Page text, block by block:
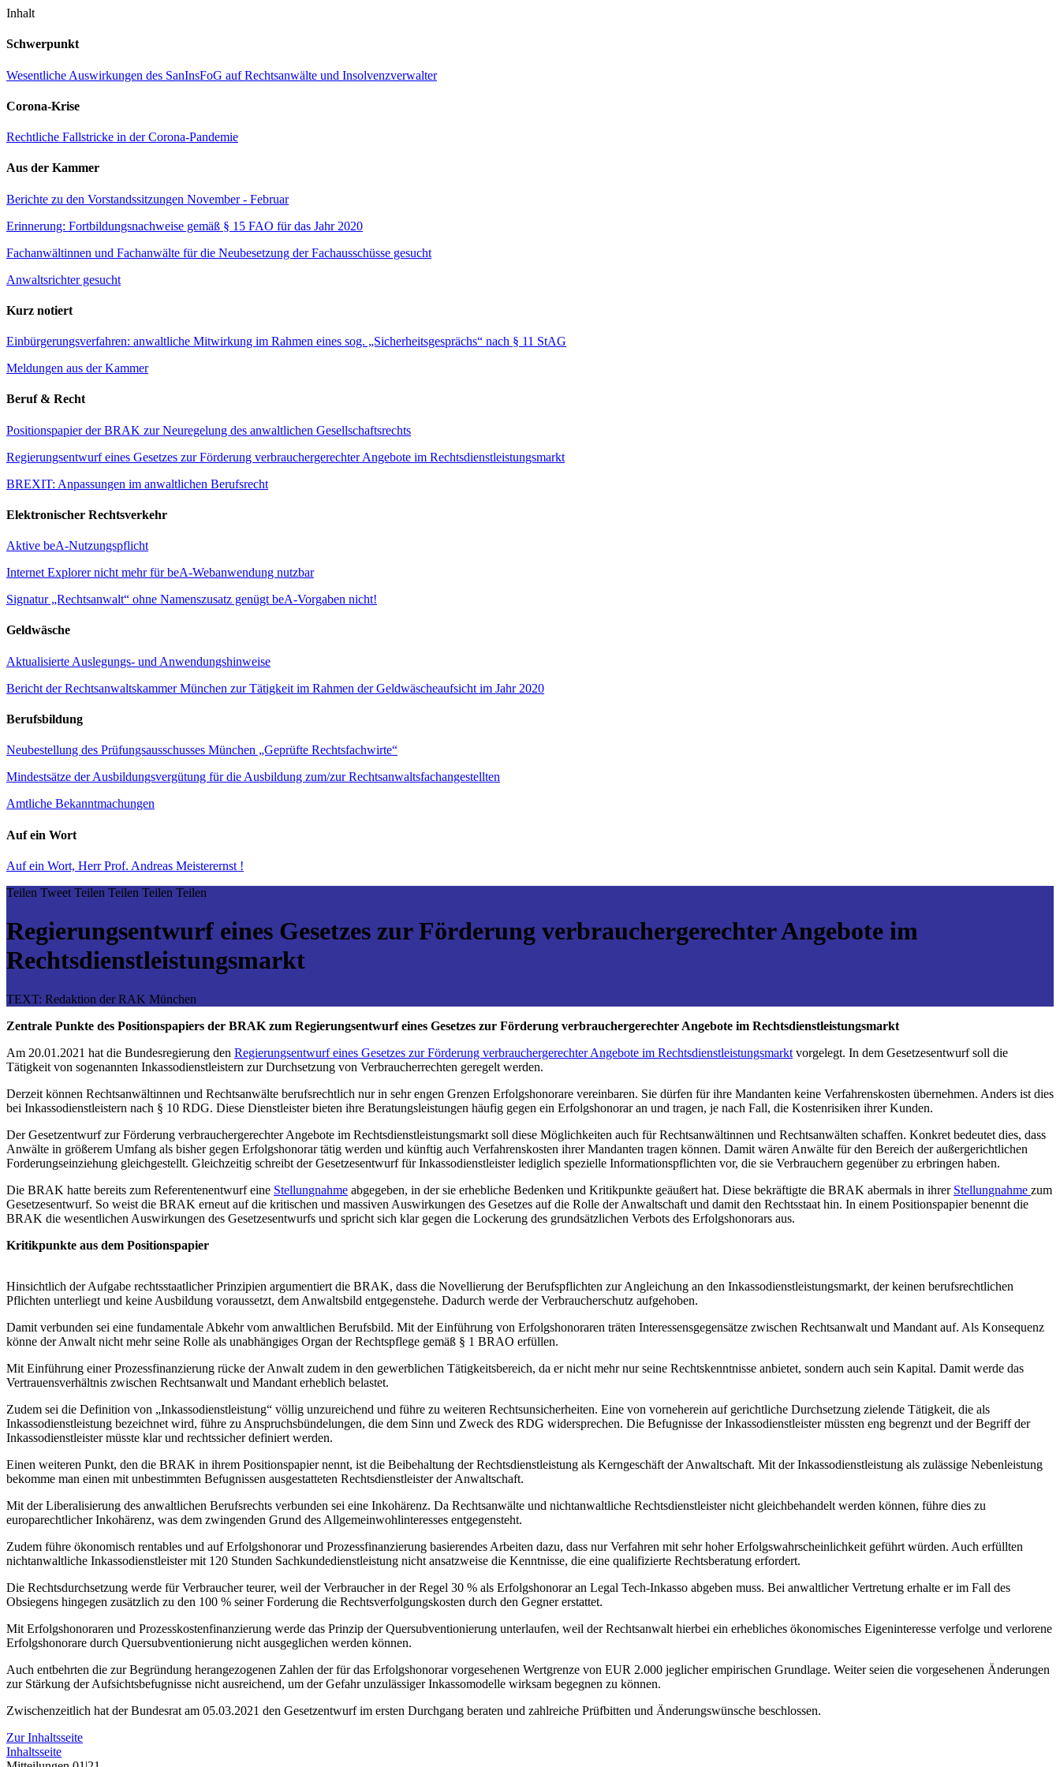
Inhalt
Schwerpunkt
Wesentliche Auswirkungen des SanInsFoG auf Rechtsanwälte und Insolvenzverwalter
Corona-Krise
Rechtliche Fallstricke in der Corona-Pandemie
Aus der Kammer
Berichte zu den Vorstandssitzungen November - Februar
Erinnerung: Fortbildungsnachweise gemäß § 15 FAO für das Jahr 2020
Fachanwältinnen und Fachanwälte für die Neubesetzung der Fachausschüsse gesucht
Anwaltsrichter gesucht
Kurz notiert
Einbürgerungsverfahren: anwaltliche Mitwirkung im Rahmen eines sog. „Sicherheitsgesprächs“ nach § 11 StAG
Meldungen aus der Kammer
Beruf & Recht
Positionspapier der BRAK zur Neuregelung des anwaltlichen Gesellschaftsrechts
Regierungsentwurf eines Gesetzes zur Förderung verbrauchergerechter Angebote im Rechtsdienstleistungsmarkt
BREXIT: Anpassungen im anwaltlichen Berufsrecht
Elektronischer Rechtsverkehr
Aktive beA-Nutzungspflicht
Internet Explorer nicht mehr für beA-Webanwendung nutzbar
Signatur „Rechtsanwalt“ ohne Namenszusatz genügt beA-Vorgaben nicht!
Geldwäsche
Aktualisierte Auslegungs- und Anwendungshinweise
Bericht der Rechtsanwaltskammer München zur Tätigkeit im Rahmen der Geldwäscheaufsicht im Jahr 2020
Berufsbildung
Neubestellung des Prüfungsausschusses München „Geprüfte Rechtsfachwirte“
Mindestsätze der Ausbildungsvergütung für die Ausbildung zum/zur Rechtsanwaltsfachangestellten
Amtliche Bekanntmachungen
Auf ein Wort
Auf ein Wort, Herr Prof. Andreas Meisterernst !
Teilen Tweet Teilen Teilen Teilen Teilen
Regierungsentwurf eines Gesetzes zur Förderung verbrauchergerechter Angebote im
Rechtsdienstleistungsmarkt
TEXT: Redaktion der RAK München
Zentrale Punkte des Positionspapiers der BRAK zum Regierungsentwurf eines Gesetzes zur Förderung verbrauchergerechter Angebote im Rechtsdienstleistungsmarkt
Am 20.01.2021 hat die Bundesregierung den Regierungsentwurf eines Gesetzes zur Förderung verbrauchergerechter Angebote im Rechtsdienstleistungsmarkt vorgelegt. In dem Gesetzesentwurf soll die
Tätigkeit von sogenannten Inkassodienstleistern zur Durchsetzung von Verbraucherrechten geregelt werden.
Derzeit können Rechtsanwältinnen und Rechtsanwälte berufsrechtlich nur in sehr engen Grenzen Erfolgshonorare vereinbaren. Sie dürfen für ihre Mandanten keine Verfahrenskosten übernehmen. Anders ist dies
bei Inkassodienstleistern nach § 10 RDG. Diese Dienstleister bieten ihre Beratungsleistungen häufig gegen ein Erfolgshonorar an und tragen, je nach Fall, die Kostenrisiken ihrer Kunden.
Der Gesetzentwurf zur Förderung verbrauchergerechter Angebote im Rechtsdienstleistungsmarkt soll diese Möglichkeiten auch für Rechtsanwältinnen und Rechtsanwälten schaffen. Konkret bedeutet dies, dass
Anwälte in größerem Umfang als bisher gegen Erfolgshonorar tätig werden und künftig auch Verfahrenskosten ihrer Mandanten tragen können. Damit wären Anwälte für den Bereich der außergerichtlichen
Forderungseinziehung gleichgestellt. Gleichzeitig schreibt der Gesetzesentwurf für Inkassodienstleister lediglich spezielle Informationspflichten vor, die sie Verbrauchern gegenüber zu erbringen haben.
Die BRAK hatte bereits zum Referentenentwurf eine Stellungnahme abgegeben, in der sie erhebliche Bedenken und Kritikpunkte geäußert hat. Diese bekräftigte die BRAK abermals in ihrer Stellungnahme zum
Gesetzesentwurf. So weist die BRAK erneut auf die kritischen und massiven Auswirkungen des Gesetzes auf die Rolle der Anwaltschaft und damit den Rechtsstaat hin. In einem Positionspapier benennt die
BRAK die wesentlichen Auswirkungen des Gesetzesentwurfs und spricht sich klar gegen die Lockerung des grundsätzlichen Verbots des Erfolgshonorars aus.
Kritikpunkte aus dem Positionspapier
Hinsichtlich der Aufgabe rechtsstaatlicher Prinzipien argumentiert die BRAK, dass die Novellierung der Berufspflichten zur Angleichung an den Inkassodienstleistungsmarkt, der keinen berufsrechtlichen
Pflichten unterliegt und keine Ausbildung voraussetzt, dem Anwaltsbild entgegenstehe. Dadurch werde der Verbraucherschutz aufgehoben.
Damit verbunden sei eine fundamentale Abkehr vom anwaltlichen Berufsbild. Mit der Einführung von Erfolgshonoraren träten Interessensgegensätze zwischen Rechtsanwalt und Mandant auf. Als Konsequenz
könne der Anwalt nicht mehr seine Rolle als unabhängiges Organ der Rechtspflege gemäß § 1 BRAO erfüllen.
Mit Einführung einer Prozessfinanzierung rücke der Anwalt zudem in den gewerblichen Tätigkeitsbereich, da er nicht mehr nur seine Rechtskenntnisse anbietet, sondern auch sein Kapital. Damit werde das
Vertrauensverhältnis zwischen Rechtsanwalt und Mandant erheblich belastet.
Zudem sei die Definition von „Inkassodienstleistung“ völlig unzureichend und führe zu weiteren Rechtsunsicherheiten. Eine von vorneherein auf gerichtliche Durchsetzung zielende Tätigkeit, die als
Inkassodienstleistung bezeichnet wird, führe zu Anspruchsbündelungen, die dem Sinn und Zweck des RDG widersprechen. Die Befugnisse der Inkassodienstleister müssten eng begrenzt und der Begriff der
Inkassodienstleister müsste klar und rechtssicher definiert werden.
Einen weiteren Punkt, den die BRAK in ihrem Positionspapier nennt, ist die Beibehaltung der Rechtsdienstleistung als Kerngeschäft der Anwaltschaft. Mit der Inkassodienstleistung als zulässige Nebenleistung
bekomme man einen mit unbestimmten Befugnissen ausgestatteten Rechtsdienstleister der Anwaltschaft.
Mit der Liberalisierung des anwaltlichen Berufsrechts verbunden sei eine Inkohärenz. Da Rechtsanwälte und nichtanwaltliche Rechtsdienstleister nicht gleichbehandelt werden können, führe dies zu
europarechtlicher Inkohärenz, was dem zwingenden Grund des Allgemeinwohlinteresses entgegensteht.
Zudem führe ökonomisch rentables und auf Erfolgshonorar und Prozessfinanzierung basierendes Arbeiten dazu, dass nur Verfahren mit sehr hoher Erfolgswahrscheinlichkeit geführt würden. Auch erfüllten
nichtanwaltliche Inkassodienstleister mit 120 Stunden Sachkundedienstleistung nicht ansatzweise die Kenntnisse, die eine qualifizierte Rechtsberatung erfordert.
Die Rechtsdurchsetzung werde für Verbraucher teurer, weil der Verbraucher in der Regel 30 % als Erfolgshonorar an Legal Tech-Inkasso abgeben muss. Bei anwaltlicher Vertretung erhalte er im Fall des
Obsiegens hingegen zusätzlich zu den 100 % seiner Forderung die Rechtsverfolgungskosten durch den Gegner erstattet.
Mit Erfolgshonoraren und Prozesskostenfinanzierung werde das Prinzip der Quersubventionierung unterlaufen, weil der Rechtsanwalt hierbei ein erhebliches ökonomisches Eigeninteresse verfolge und verlorene
Erfolgshonorare durch Quersubventionierung nicht ausgeglichen werden können.
Auch entbehrten die zur Begründung herangezogenen Zahlen der für das Erfolgshonorar vorgesehenen Wertgrenze von EUR 2.000 jeglicher empirischen Grundlage. Weiter seien die vorgesehenen Änderungen
zur Stärkung der Aufsichtsbefugnisse nicht ausreichend, um der Gefahr unzulässiger Inkassomodelle wirksam begegnen zu können.
Zwischenzeitlich hat der Bundesrat am 05.03.2021 den Gesetzentwurf im ersten Durchgang beraten und zahlreiche Prüfbitten und Änderungswünsche beschlossen.
Zur Inhaltsseite
Inhaltsseite